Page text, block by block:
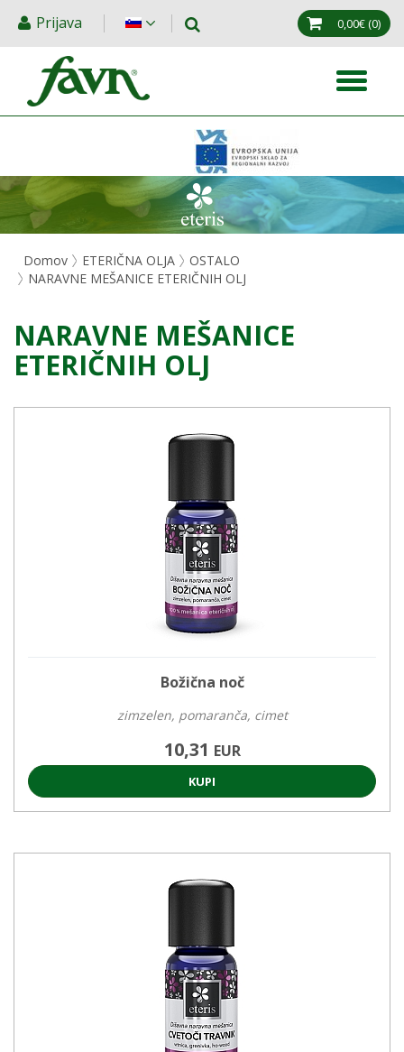
Prijava 0,00€(0)
Domov ETERIČNA OLJA
OSTALO
NARAVNE MEŠANICE ETERIČNIH OLJ
NARAVNE MEŠANICE
ETERIČNIH OLJ
Božična noč
zimzelen, pomaranča, cimet
10,31 EUR
KUPI